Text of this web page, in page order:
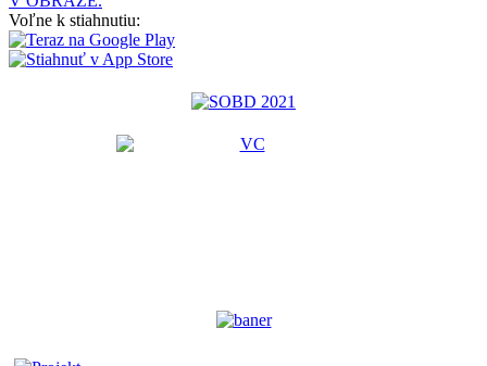
Voľne k stiahnutiu: